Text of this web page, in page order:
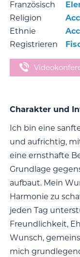
Französisch
Religion
Ethnie
Registrieren
Charakter und
Ich bin eine
und aufrichtig,
eine ernsthafte
Grundlage
aufbaut. Mein
Harmonie zu
jeden Tag
Freundlichkeit,
Wunsch,
mich